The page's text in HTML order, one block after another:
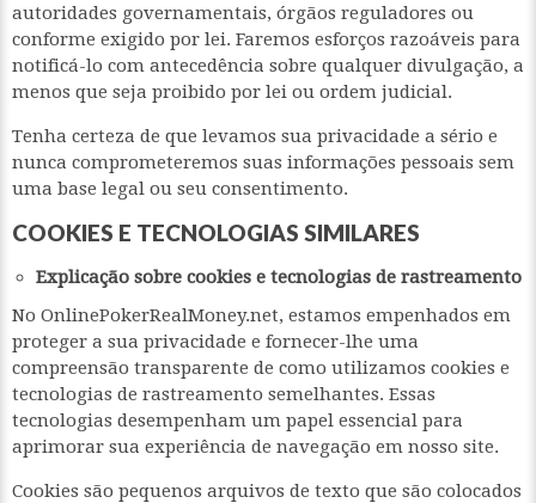
autoridades governamentais, órgãos reguladores ou
conforme exigido por lei. Faremos esforços razoáveis para
notificá-lo com antecedência sobre qualquer divulgação, a
menos que seja proibido por lei ou ordem judicial.
Tenha certeza de que levamos sua privacidade a sério e
nunca comprometeremos suas informações pessoais sem
uma base legal ou seu consentimento.
COOKIES E TECNOLOGIAS SIMILARES
Explicação sobre cookies e tecnologias de rastreamento
No OnlinePokerRealMoney.net, estamos empenhados em
proteger a sua privacidade e fornecer-lhe uma
compreensão transparente de como utilizamos cookies e
tecnologias de rastreamento semelhantes. Essas
tecnologias desempenham um papel essencial para
aprimorar sua experiência de navegação em nosso site.
Cookies são pequenos arquivos de texto que são colocados